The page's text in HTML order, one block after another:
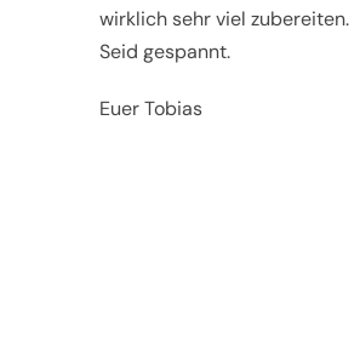
wirklich sehr viel zubereiten.
Seid gespannt.
Euer Tobias